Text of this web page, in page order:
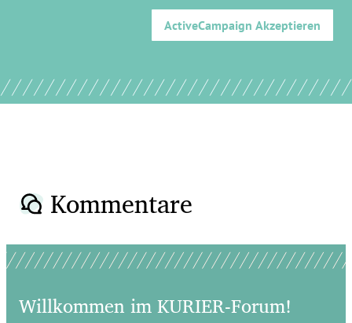
ActiveCampaign Akzeptieren
Kommentare